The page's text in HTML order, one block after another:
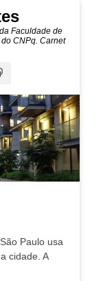
Faculdade de
CNPq. Carnet
Paulo usa
cidade. A